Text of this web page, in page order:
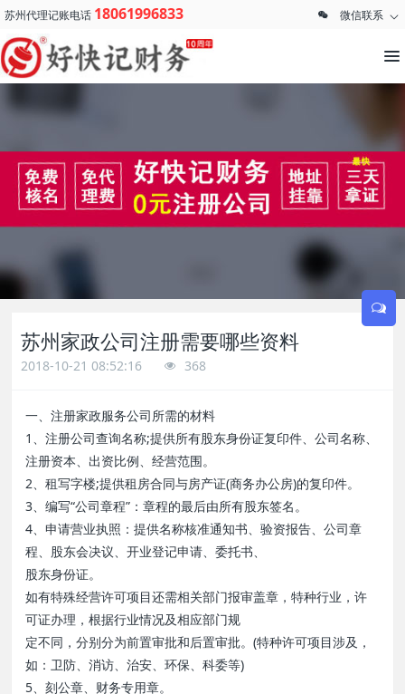
苏州代理记账电话 18061996833 微信联系
苏州家政公司注册需要哪些资料
2018-10-21 08:52:16 368
一、注册家政服务公司所需的材料
1、注册公司查询名称;提供所有股东身份证复印件、公司名称、
注册资本、出资比例、经营范围。
2、租写字楼;提供租房合同与房产证(商务办公房)的复印件。
3、编写“公司章程”：章程的最后由所有股东签名。
4、申请营业执照：提供名称核准通知书、验资报告、公司章
程、股东会决议、开业登记申请、委托书、
股东身份证。
如有特殊经营许可项目还需相关部门报审盖章，特种行业，许
可证办理，根据行业情况及相应部门规
定不同，分别分为前置审批和后置审批。(特种许可项目涉及，
如：卫防、消访、治安、环保、科委等)
5、刻公章、财务专用章。